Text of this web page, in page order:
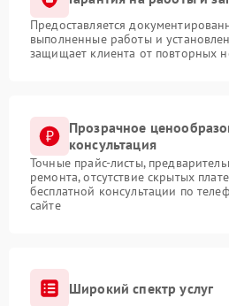
Предоставляется
выполненные работы и
защищает клиента от повторных
Прозрачное
консультация
Точные прайс-листы,
ремонта, отсутствие скрытых
бесплатной консультации по
сайте
Широкий спектр услуг